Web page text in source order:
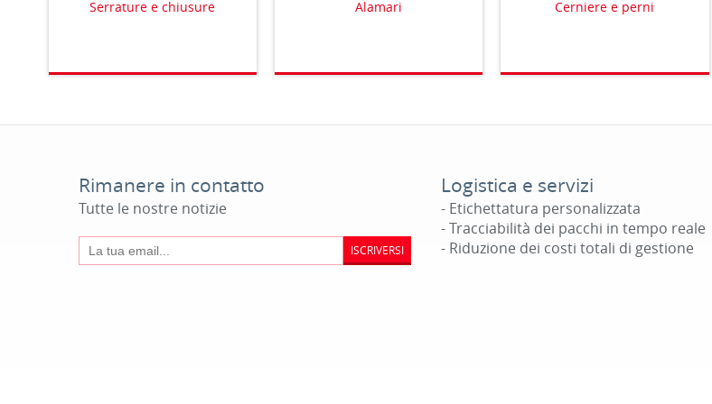
Serrature e chiusure Alamari Cerniere e perni
Rimanere in contatto
Tutte le nostre notizie
ISCRIVERSI
Logistica e servizi
- Etichettatura personalizzata
- Tracciabilità dei pacchi in tempo reale
- Riduzione dei costi totali di gestione